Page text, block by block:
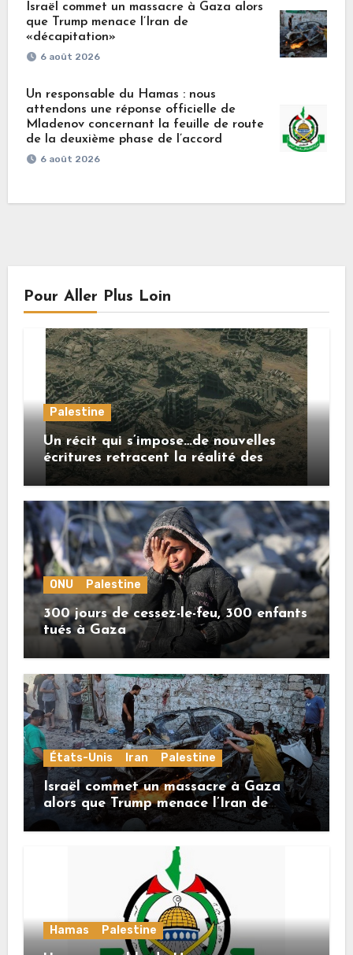
Israël commet un massacre à Gaza alors
que Trump menace l’Iran de
«décapitation»
6 août 2026
Un responsable du Hamas : nous
attendons une réponse officielle de
Mladenov concernant la feuille de route
de la deuxième phase de l’accord
6 août 2026
Pour Aller Plus Loin
Palestine
Un récit qui s’impose…de nouvelles
écritures retracent la réalité des
crimes sionistes à Gaza
ONU Palestine
300 jours de cessez-le-feu, 300 enfants
tués à Gaza
États-Unis Iran Palestine
Israël commet un massacre à Gaza
alors que Trump menace l’Iran de
«décapitation»
Hamas Palestine